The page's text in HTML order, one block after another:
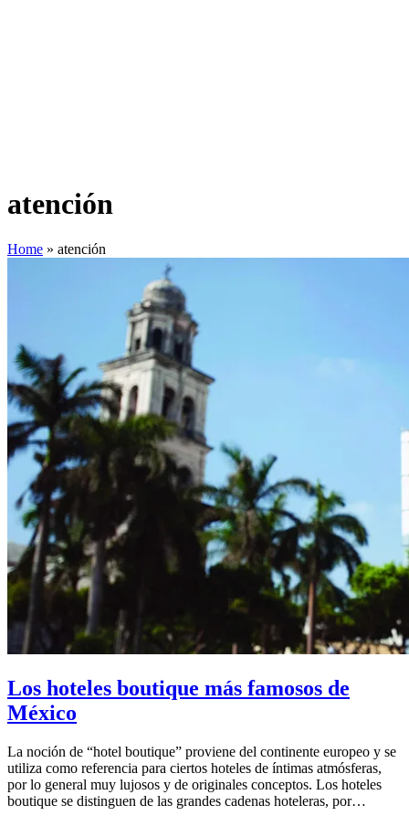
atención
Home » atención
Los hoteles boutique más famosos de
México
La noción de “hotel boutique” proviene del continente europeo y se
utiliza como referencia para ciertos hoteles de íntimas atmósferas,
por lo general muy lujosos y de originales conceptos. Los hoteles
boutique se distinguen de las grandes cadenas hoteleras, por…